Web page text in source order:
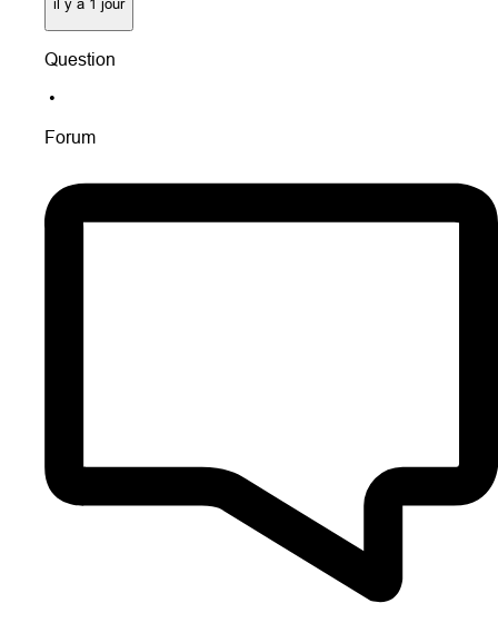
il y a 1 jour
Question
•
Forum